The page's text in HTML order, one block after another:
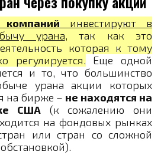
инвестируют в
урана, так как это
которая к тому
Еще одной
и то, что большинство
урана акции которых
на бирже – не находятся на
США (к сожалению они
на фондовых рынках
или стран со сложной